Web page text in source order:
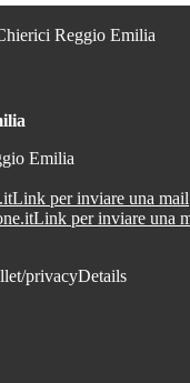
Reggio Emilia
Emilia
Link per inviare una mail
Link per inviare una
privacyDetails